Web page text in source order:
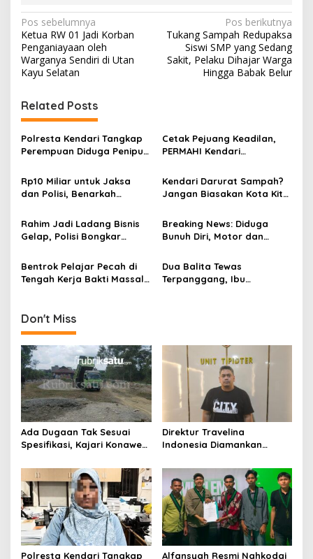
N
a
v
i
g
a
s
i
p
o
s
Pos sebelumnya
Ketua RW 01 Jadi Korban
Penganiayaan oleh
Warganya Sendiri di Utan
Kayu Selatan
Pos berikutnya
Tukang Sampah Redupaksa
Siswi SMP yang Sedang
Sakit, Pelaku Dihajar Warga
Hingga Babak Belur
Related Posts
Polresta Kendari Tangkap
Perempuan Diduga Penipu
Rp588,1 Juta
Cetak Pejuang Keadilan,
PERMAHI Kendari
Angkatan VIII
Rp10 Miliar untuk Jaksa
dan Polisi, Benarkah
Bukan Prioritas Wali Kota
Kendari?
Kendari Darurat Sampah?
Jangan Biasakan Kota Kita
Sampah
Rahim Jadi Ladang Bisnis
Gelap, Polisi Bongkar
Kendari
Breaking News: Diduga
Bunuh Diri, Motor dan
Jembatan Teluk Kendari
Bentrok Pelajar Pecah di
Tengah Kerja Bakti Massal
Dua Balita Tewas
Terpanggang, Ibu
Don't Miss
Ada Dugaan Tak Sesuai
Spesifikasi, Kajari Konawe
Rupbasan Rp1,9 Miliar
Dihentikan
Direktur Travelina
Indonesia Diamankan
Penelantaran Jemaah
Umrah Masuk Babak Baru
Polresta Kendari Tangkap Alfansyah Resmi Nahkodai